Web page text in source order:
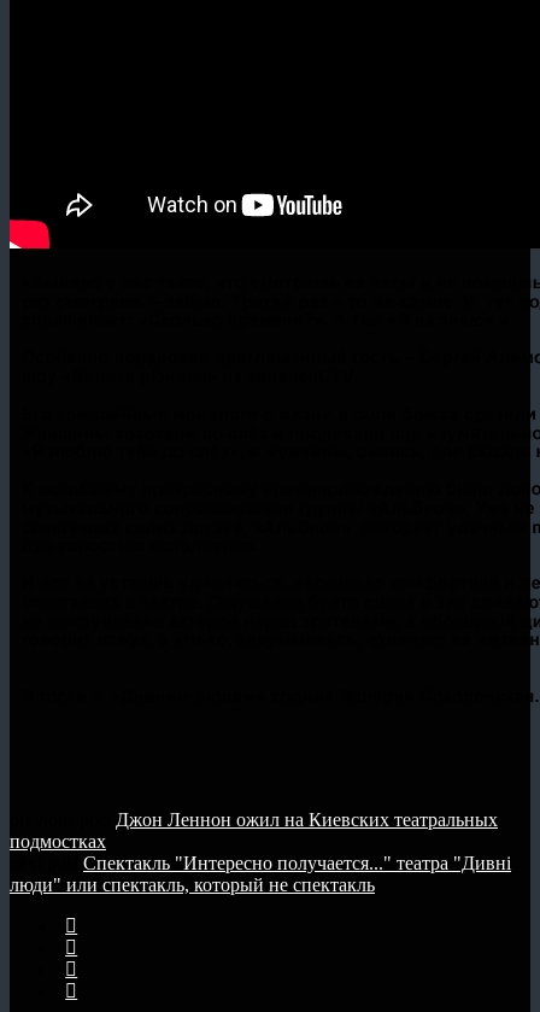
Джон Леннон ожил на Киевских театральных
подмостках
Спектакль "Интересно получается..." театра "Дивні
люди" или спектакль, который не спектакль